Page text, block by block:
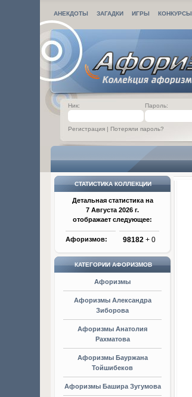
АНЕКДОТЫ ЗАГАДКИ ИГРЫ КОНКУРСЫ
Ник: Пароль:
Регистрация | Потеряли пароль?
СТАТИСТИКА КОЛЛЕКЦИИ
Детальная статистика на
7 Августа 2026 г.
отображает следующее:
Афоризмов: 98182+ 0
КАТЕГОРИИ АФОРИЗМОВ
Афоризмы
Афоризмы Александра
Зиборова
Афоризмы Анатолия
Рахматова
Афоризмы Бауржана
Тойшибеков
Афоризмы Башира Зугумова